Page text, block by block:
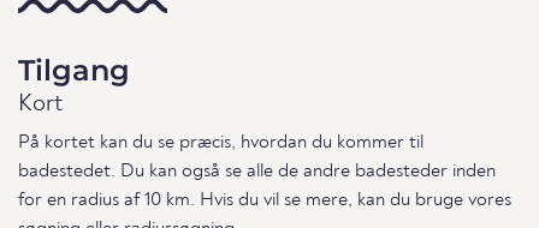
Tilgang
Kort
På kortet kan du se præcis, hvordan du kommer til
badestedet. Du kan også se alle de andre badesteder inden
for en radius af 10 km. Hvis du vil se mere, kan du bruge vores